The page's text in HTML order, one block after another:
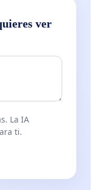
ver
La IA
ti.